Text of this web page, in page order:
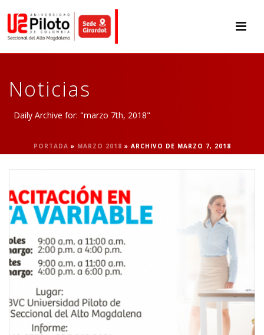
Noticias
Daily Archive for: "marzo 7th, 2018"
PORTADA » MARZO 2018 » ARCHIVO DE MARZO 7, 2018